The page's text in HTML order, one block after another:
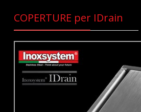
COPERTURE per IDrain